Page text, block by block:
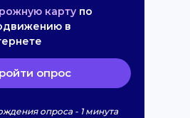
карту по
в
опрос
опроса - 1 минута